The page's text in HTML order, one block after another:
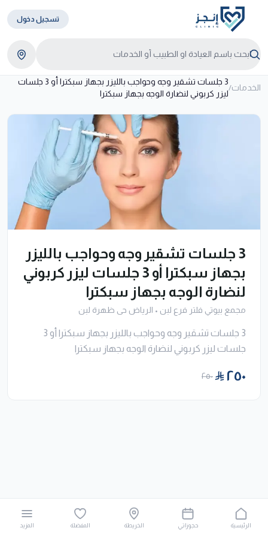
تسجيل دخول
الخدمات/
3 جلسات تشقير وجه وحواجب بالليزر بجهاز سبكترا أو 3 جلسات
ليزر كربوني لنضارة الوجه بجهاز سبكترا
3 جلسات تشقير وجه وحواجب بالليزر
بجهاز سبكترا أو 3 جلسات ليزر كربوني
لنضارة الوجه بجهاز سبكترا
مجمع بيوتي فلتر فرع لبن • الرياض حى ظهرة لبن
3 جلسات تشقير وجه وحواجب بالليزر بجهاز سبكترا أو 3
جلسات ليزر كربوني لنضارة الوجه بجهاز سبكترا
٢٥٠ ٢٥٠
الرئيسية حجوزاتي الخريطة المفضلة المزيد